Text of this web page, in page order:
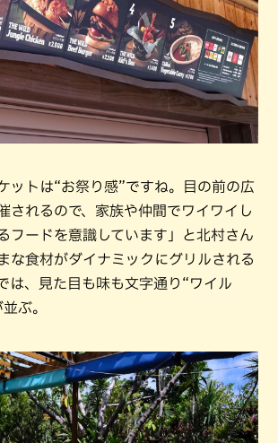
ットは“お祭り感”ですね。目の前の広
されるので、家族や仲間でワイワイし
フードを意識しています」と北村さん
な食材がダイナミックにグリルされる
は、見た目も味も文字通り“ワイル
ぶ。